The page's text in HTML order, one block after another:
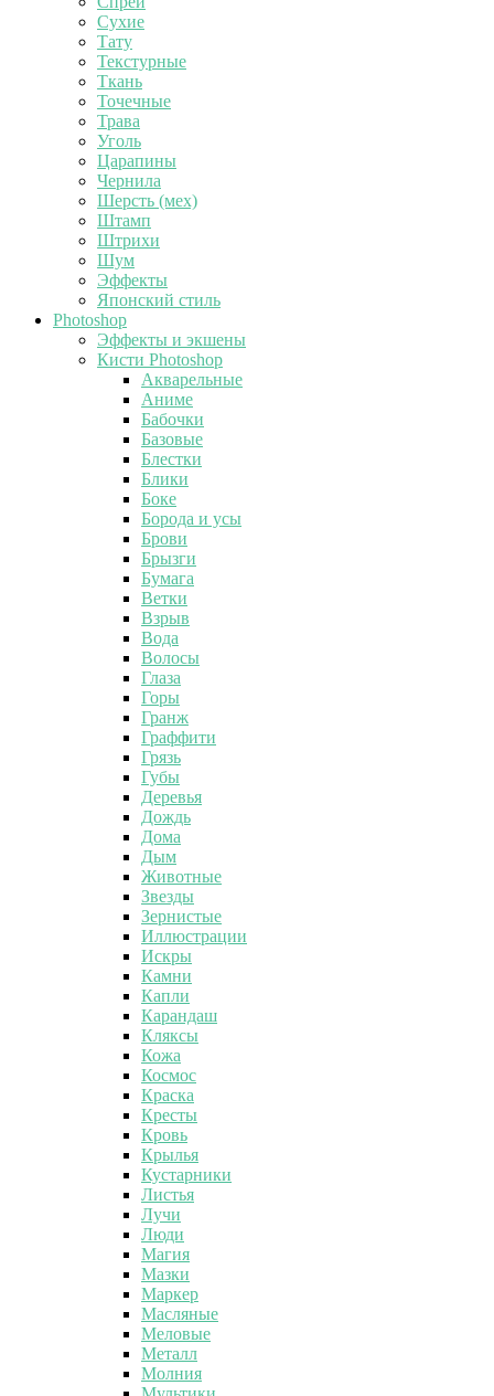
Сухие
Тату
Текстурные
Ткань
Точечные
Трава
Уголь
Царапины
Чернила
Шерсть (мех)
Штамп
Штрихи
Шум
Эффекты
Японский стиль
Photoshop
Эффекты и экшены
Кисти Photoshop
Акварельные
Аниме
Бабочки
Базовые
Блестки
Блики
Боке
Борода и усы
Брови
Брызги
Бумага
Ветки
Взрыв
Вода
Волосы
Глаза
Горы
Гранж
Граффити
Грязь
Губы
Деревья
Дождь
Дома
Дым
Животные
Звезды
Зернистые
Иллюстрации
Искры
Камни
Капли
Карандаш
Кляксы
Кожа
Космос
Краска
Кресты
Кровь
Крылья
Кустарники
Листья
Лучи
Люди
Магия
Мазки
Маркер
Масляные
Меловые
Металл
Молния